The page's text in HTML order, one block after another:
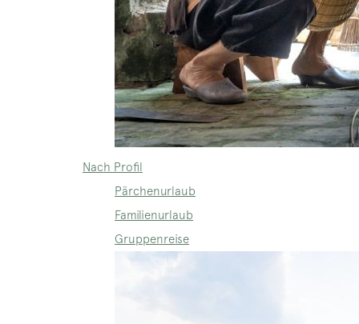
Nach Profil
Pärchenurlaub
Familienurlaub
Gruppenreise